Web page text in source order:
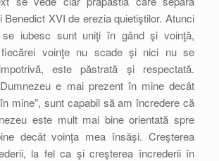
Benedict XVI de erezia quietiştilor. Atunci
iubesc sunt uniţi în gând şi voinţă,
fiecărei voinţe nu scade şi nici nu se
este păstrată şi respectată.
e mai prezent în mine decât
mine”, sunt capabil să am încredere că
este mult mai bine orientată spre
decât voinţa mea însăşi. Creşterea
la fel ca şi creşterea încrederii în